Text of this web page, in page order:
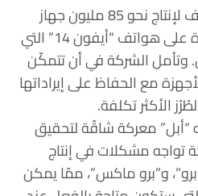
وأفاد التقرير بأن “أبل” تهدف لإنتاج نحو 85 مليون جهاز
“أيفون 15” هذا العام زيادة على هواتف “أيفون 14” التي
إلى 90 مليون. وتأمل الشركة في أن تتمكّن
مع الحفاظ على إيراداتها
الأكثر تكلفة.
“أبل” معركة شاقّة لتحقيق
تواجه مشكلات في إنتاج
لوحات العرض لـ”أيفون 15 برو”، و”برو ماكس”، ممّا يمكن